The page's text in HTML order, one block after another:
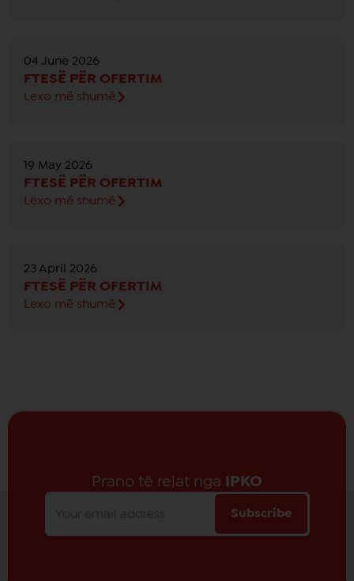
04 June 2026
FTESË PËR OFERTIM
Lexo më shumë
19 May 2026
FTESË PËR OFERTIM
Lexo më shumë
23 April 2026
FTESË PËR OFERTIM
Lexo më shumë
Prano të rejat nga IPKO
Subscribe